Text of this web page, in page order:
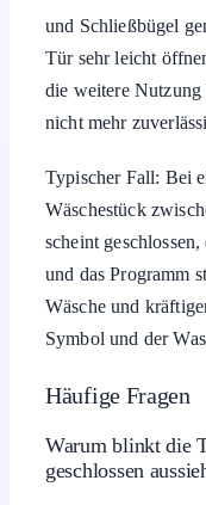
und Schließbügel
Tür sehr leicht
die weitere Nutzung
nicht mehr
Typischer Fall: Bei
Wäschestück
scheint geschlossen,
und das Programm
Wäsche und
Symbol und der
Häufige Fragen
Warum blinkt die
geschlossen